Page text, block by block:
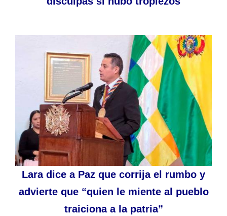
Lara dice a Paz que corrija el rumbo y
advierte que “quien le miente al pueblo
traiciona a la patria”